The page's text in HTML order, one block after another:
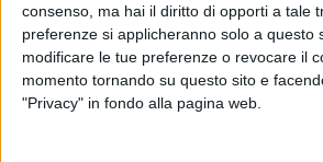
consenso, ma hai il diritto di opporti a tale
preferenze si applicheranno solo a questo
modificare le tue preferenze o revocare il
momento tornando su questo sito e
"Privacy" in fondo alla pagina web.
+(39) 06 92012078
+(39)06 92012006
dialfarm@dialfarm.it